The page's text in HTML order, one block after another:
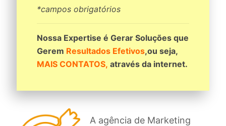
*campos obrigatórios
Nossa Expertise é Gerar Soluções que
Gerem Resultados Efetivos,ou seja,
MAIS CONTATOS, através da internet.
A agência de Marketing